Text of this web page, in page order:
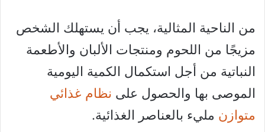
من الناحية المثالية، يجب أن يستهلك الشخص
مزيجًا من اللحوم ومنتجات الألبان والأطعمة
النباتية من أجل استكمال الكمية اليومية
الموصى بها والحصول على نظام غذائي
متوازن مليء بالعناصر الغذائية.